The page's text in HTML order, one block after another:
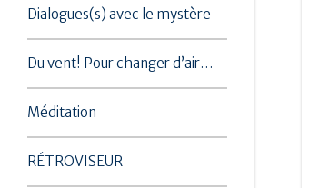
Dialogues(s) avec le mystère
Du vent! Pour changer d’air…
Méditation
RÉTROVISEUR